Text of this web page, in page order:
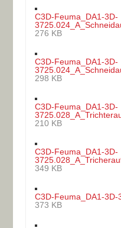
C3D-Feuma_DA1-3D-
276 KB
C3D-Feuma_DA1-3D-
298 KB
C3D-Feuma_DA1-3D-
210 KB
C3D-Feuma_DA1-3D-
349 KB
C3D-Feuma_DA1-
373 KB